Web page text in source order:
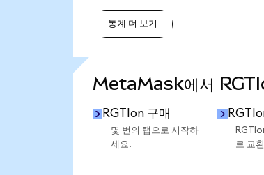
통계 더 보기
MetaMask에서
RGTIon 구매
몇 번의 탭으로 시작하
세요.
로 교